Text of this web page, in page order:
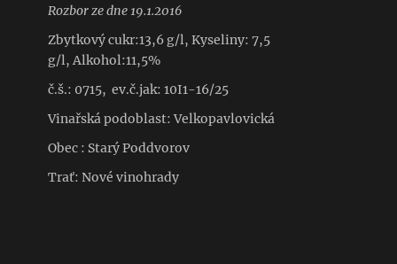
Rozbor ze dne 19.1.2016
Zbytkový cukr:13,6 g/l, Kyseliny: 7,5
g/l, Alkohol:11,5%
č.š.: 0715, ev.č.jak: 10I1-16/25
Vinařská podoblast: Velkopavlovická
Obec : Starý Poddvorov
Trať: Nové vinohrady